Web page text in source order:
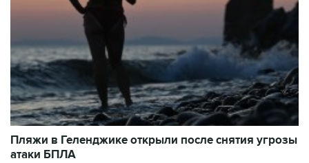
Пляжи в Геленджике открыли после снятия угрозы
атаки БПЛА